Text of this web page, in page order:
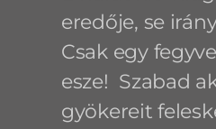
eredője, se
Csak egy
esze! Szabad
gyökereit